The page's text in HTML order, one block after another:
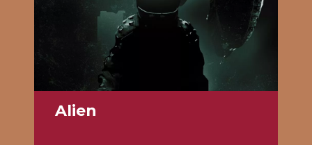
Alien